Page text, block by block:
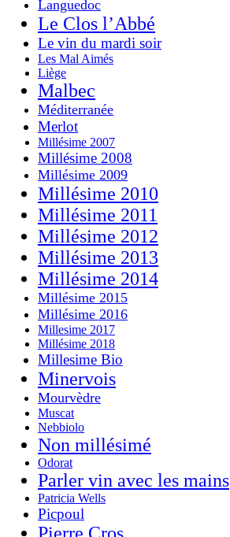
Languedoc
Le Clos l’Abbé
Le vin du mardi soir
Les Mal Aimés
Liège
Malbec
Méditerranée
Merlot
Millésime 2007
Millésime 2008
Millésime 2009
Millésime 2010
Millésime 2011
Millésime 2012
Millésime 2013
Millésime 2014
Millésime 2015
Millésime 2016
Millesime 2017
Millésime 2018
Millesime Bio
Minervois
Mourvèdre
Muscat
Nebbiolo
Non millésimé
Odorat
Parler vin avec les mains
Patricia Wells
Picpoul
Pierre Cros